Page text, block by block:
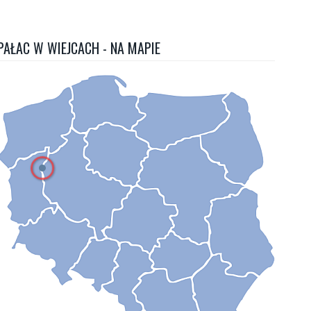
W WIEJCACH - NA MAPIE